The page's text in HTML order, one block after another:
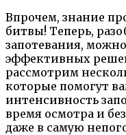
Впрочем, знание
битвы! Теперь,
запотевания,
эффективных
рассмотрим
которые помогут
интенсивность
время осмотра и
даже в самую